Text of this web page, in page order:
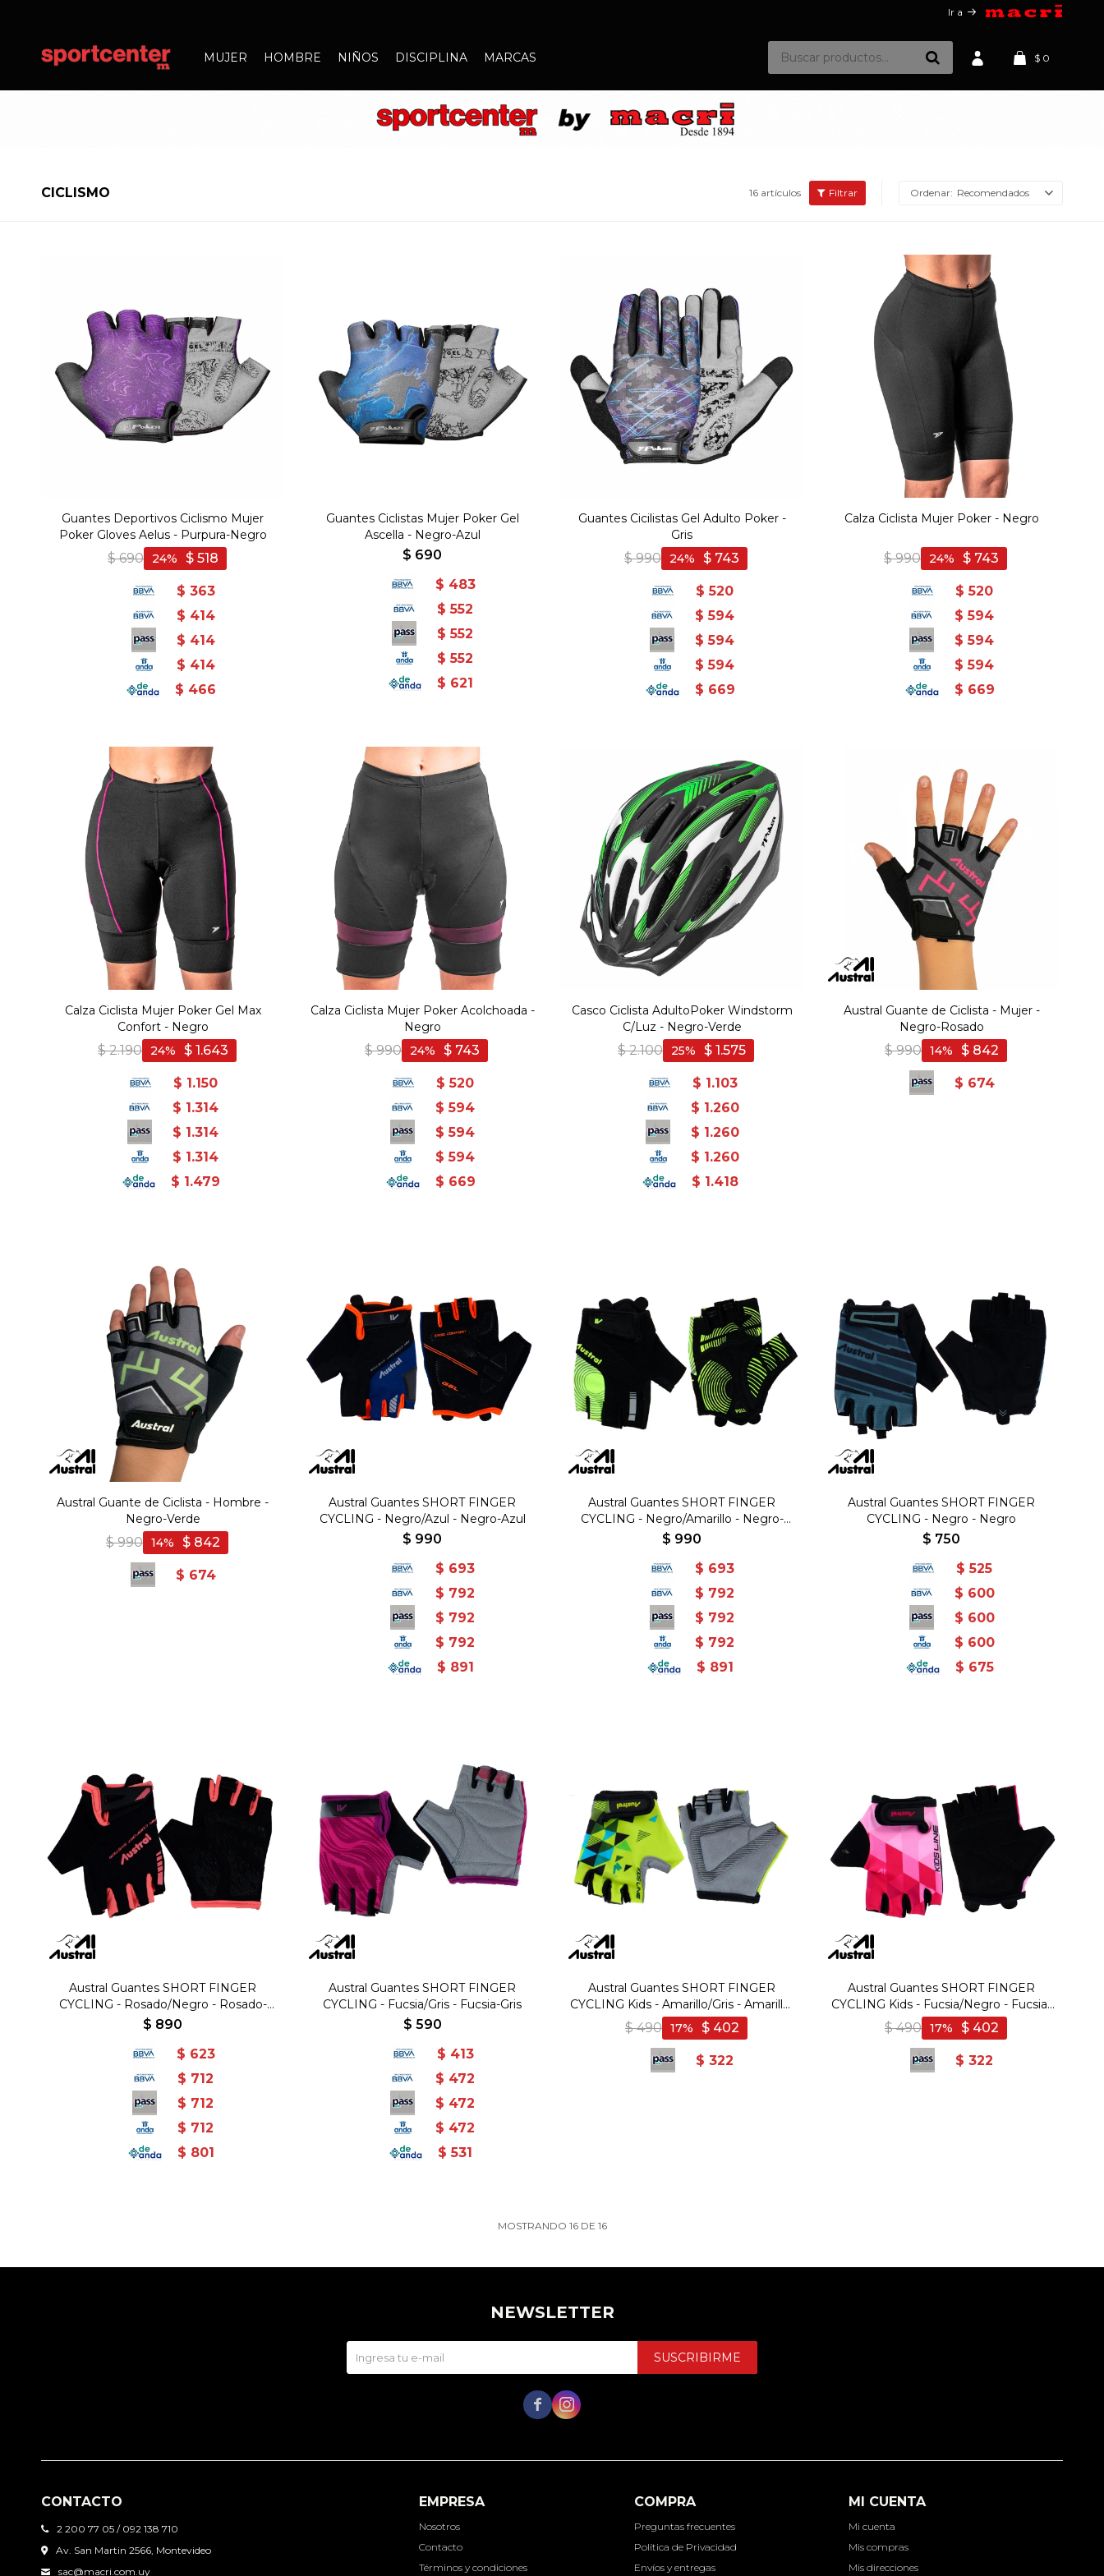
MUJER HOMBRE NIÑOS DISCIPLINA MARCAS $ 0
Ir a
CICLISMO 16 artículos Recomendados
Guantes Deportivos Ciclismo Mujer
Poker Gloves Aelus - Purpura-Negro
$ 690 $ 518
24
$ 363
$ 414
$ 414
$ 414
$ 466
Guantes Ciclistas Mujer Poker Gel
Ascella - Negro-Azul
$ 690
$ 483
$ 552
$ 552
$ 552
$ 621
Guantes Cicilistas Gel Adulto Poker -
Gris
$ 990 $ 743
24
$ 520
$ 594
$ 594
$ 594
$ 669
Calza Ciclista Mujer Poker - Negro
$ 990 $ 743
24
$ 520
$ 594
$ 594
$ 594
$ 669
Calza Ciclista Mujer Poker Gel Max
Confort - Negro
$ 2.190 $ 1.643
24
$ 1.150
$ 1.314
$ 1.314
$ 1.314
$ 1.479
Calza Ciclista Mujer Poker Acolchoada -
Negro
$ 990 $ 743
24
$ 520
$ 594
$ 594
$ 594
$ 669
Casco Ciclista AdultoPoker Windstorm
C/Luz - Negro-Verde
$ 2.100 $ 1.575
25
$ 1.103
$ 1.260
$ 1.260
$ 1.260
$ 1.418
Austral Guante de Ciclista - Mujer -
Negro-Rosado
$ 990 $ 842
14
$ 674
Austral Guante de Ciclista - Hombre -
Negro-Verde
$ 990 $ 842
14
$ 674
Austral Guantes SHORT FINGER
CYCLING - Negro/Azul - Negro-Azul
$ 990
$ 693
$ 792
$ 792
$ 792
$ 891
Austral Guantes SHORT FINGER
CYCLING - Negro/Amarillo - Negro-
Amarillo
$ 990
$ 693
$ 792
$ 792
$ 792
$ 891
Austral Guantes SHORT FINGER
CYCLING - Negro - Negro
$ 750
$ 525
$ 600
$ 600
$ 600
$ 675
Austral Guantes SHORT FINGER
CYCLING - Rosado/Negro - Rosado-
Negro
$ 890
$ 623
$ 712
$ 712
$ 712
$ 801
Austral Guantes SHORT FINGER
CYCLING - Fucsia/Gris - Fucsia-Gris
$ 590
$ 413
$ 472
$ 472
$ 472
$ 531
Austral Guantes SHORT FINGER
CYCLING Kids - Amarillo/Gris - Amarillo-
Gris
$ 490 $ 402
17
$ 322
Austral Guantes SHORT FINGER
CYCLING Kids - Fucsia/Negro - Fucsia-
Negro
$ 490 $ 402
17
$ 322
MOSTRANDO 16DE 16
CONTACTO
2 200 77 05 / 092 138 710
Av. San Martin 2566, Montevideo
sac@macri.com.uy
EMPRESA
Nosotros
Contacto
Términos y condiciones
COMPRA
Preguntas frecuentes
Política de Privacidad
Envíos y entregas
MI CUENTA
Mi cuenta
Mis compras
Mis direcciones
NEWSLETTER
SUSCRIBIRME
 